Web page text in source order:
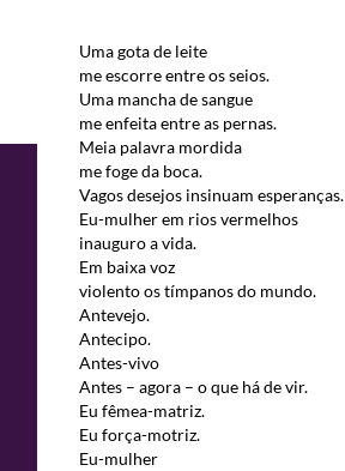
Uma gota de leite
me escorre entre os seios.
Uma mancha de sangue
me enfeita entre as pernas.
Meia palavra mordida
me foge da boca.
Vagos desejos insinuam esperanças.
Eu-mulher em rios vermelhos
inauguro a vida.
Em baixa voz
violento os tímpanos do mundo.
Antevejo.
Antecipo.
Antes-vivo
Antes – agora – o que há de vir.
Eu fêmea-matriz.
Eu força-motriz.
Eu-mulher